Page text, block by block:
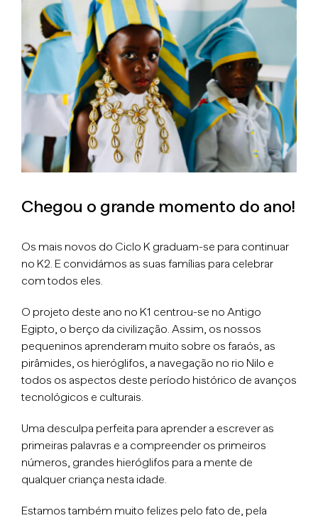
Larger
Image
Chegou o grande momento do ano!
Os mais novos do Ciclo K graduam-se para continuar
no K2. E convidámos as suas famílias para celebrar
com todos eles.
O projeto deste ano no K1 centrou-se no Antigo
Egipto, o berço da civilização. Assim, os nossos
pequeninos aprenderam muito sobre os faraós, as
pirâmides, os hieróglifos, a navegação no rio Nilo e
todos os aspectos deste período histórico de avanços
tecnológicos e culturais.
Uma desculpa perfeita para aprender a escrever as
primeiras palavras e a compreender os primeiros
números, grandes hieróglifos para a mente de
qualquer criança nesta idade.
Estamos também muito felizes pelo fato de, pela